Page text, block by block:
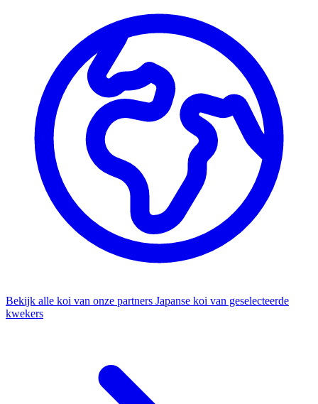
Bekijk alle koi van onze partners Japanse koi van geselecteerde
kwekers